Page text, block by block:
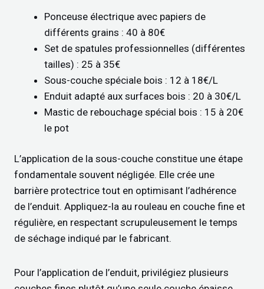
Ponceuse électrique avec papiers de
différents grains : 40 à 80€
Set de spatules professionnelles (différentes
tailles) : 25 à 35€
Sous-couche spéciale bois : 12 à 18€/L
Enduit adapté aux surfaces bois : 20 à 30€/L
Mastic de rebouchage spécial bois : 15 à 20€
le pot
L’application de la sous-couche constitue une étape
fondamentale souvent négligée. Elle crée une
barrière protectrice tout en optimisant l’adhérence
de l’enduit. Appliquez-la au rouleau en couche fine et
régulière, en respectant scrupuleusement le temps
de séchage indiqué par le fabricant.
Pour l’application de l’enduit, privilégiez plusieurs